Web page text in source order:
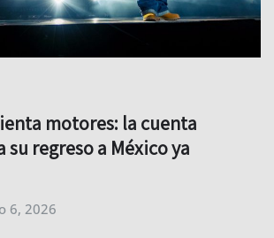
motores: la cuenta
su regreso a México ya
6, 2026